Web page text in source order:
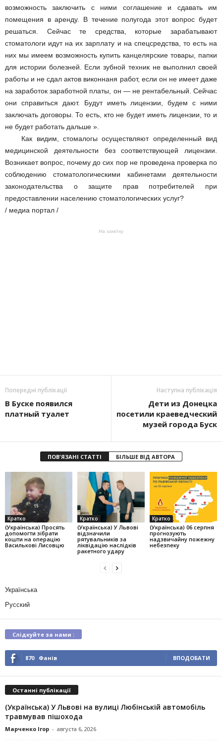
возможность заключить с ними соглашение и сдавать им
помещения в аренду. В течение полугода этот вопрос будет
решаться. Сейчас те средства, которые зарабатывают
стоматологи идут на их зарплату и на спецсредства, то есть на
них мы имеем возможность купить канцелярские товары, папки
для истории болезней. Если зубной техник не выполнил своей
работы и не сдал актов виконнаня работ, если он не имеет даже
на заработок заработной платы, он — не рентабельный. Сейчас
они справиться дают. Будут иметь лицензии, будем с ними
заключать договоры. То есть, кто не будет иметь лицензии, то и
не будет работать дальше ».
Как видим, стомалогы осуществляют определенный вид
медицинской деятельности без соответствующей лицензии.
Возникает вопрос, почему до сих пор не проведена проверка по
соблюдению стоматологическими кабинетами деятельности
законодательства о защите прав потребителей при
предоставлении населению стоматологических услуг?
/ медиа портал /
На замітку
Попередні публікації
В Буске появился
платный туалет
Наступна публікація
Дети из Донецка
посетили краеведческий
музей города Буск
ПОВ'ЯЗАНІ СТАТТІ БІЛЬШЕ ВІД АВТОРА
Кратко
(Українська) Просять
допомогти зібрати
кошти на операцію
Василькові Лисовцю
Кратко
(Українська) У Львові
відзначили
рятувальників за
ліквідацію наслідків
ракетного удару
Кратко
(Українська) 06 серпня
прогнозують
надзвичайну пожежну
небезпеку
Українська
Русский
Слідкуйте за нами :
870 Фанів ВПОДОБАТИ
Останні публікації
(Українська) У Львові на вулиці Любінській автомобіль
травмував пішохода
Марченко Ігор - августа 6, 2026